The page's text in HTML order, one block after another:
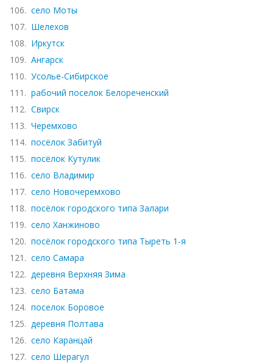
106. село Моты
107. Шелехов
108. Иркутск
109. Ангарск
110. Усолье-Сибирское
111. рабочий поселок Белореченский
112. Свирск
113. Черемхово
114. посёлок Забитуй
115. посёлок Кутулик
116. село Владимир
117. село Новочеремхово
118. посёлок городского типа Залари
119. село Ханжиново
120. посёлок городского типа Тыреть 1-я
121. село Самара
122. деревня Верхняя Зима
123. село Батама
124. поселок Боровое
125. деревня Полтава
126. село Каранцай
127. село Шерагул